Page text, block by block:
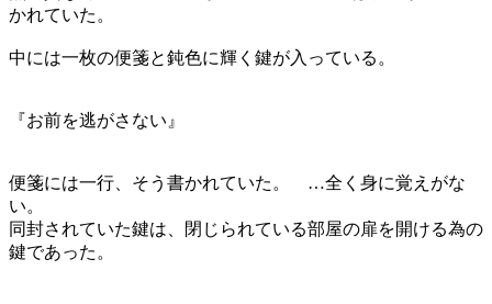
かれていた。
中には一枚の便箋と鈍色に輝く鍵が入っている。
『お前を逃がさない』
便箋には一行、そう書かれていた。 …全く身に覚えがな
い。
同封されていた鍵は、閉じられている部屋の扉を開ける為の
鍵であった。